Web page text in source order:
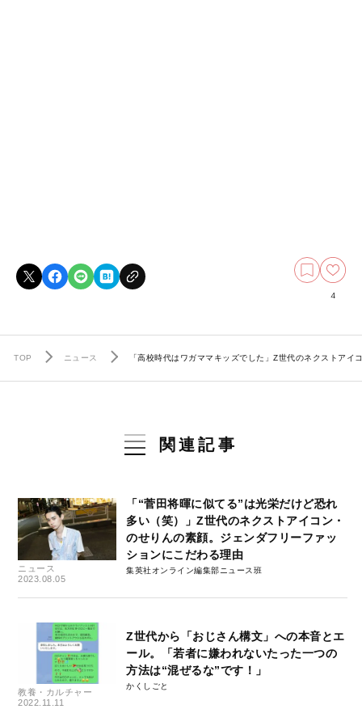
4
TOP ニュース 「高校時代はワガママキッズでした」Z世代のネクストア
関連記事
ニュース
2023.08.05
「“菅田将暉に似てる”は光栄だけど恐れ
多い（笑）」Z世代のネクストアイコン・
のせりんの素顔。ジェンダフリーファッ
ションにこだわる理由
集英社オンライン編集部ニュース班
教養・カルチャー
2022.11.11
Z世代から「おじさん構文」への本音とエ
ール。「若者に嫌われないたった一つの
方法は“混ぜるな”です！」
かくしごと